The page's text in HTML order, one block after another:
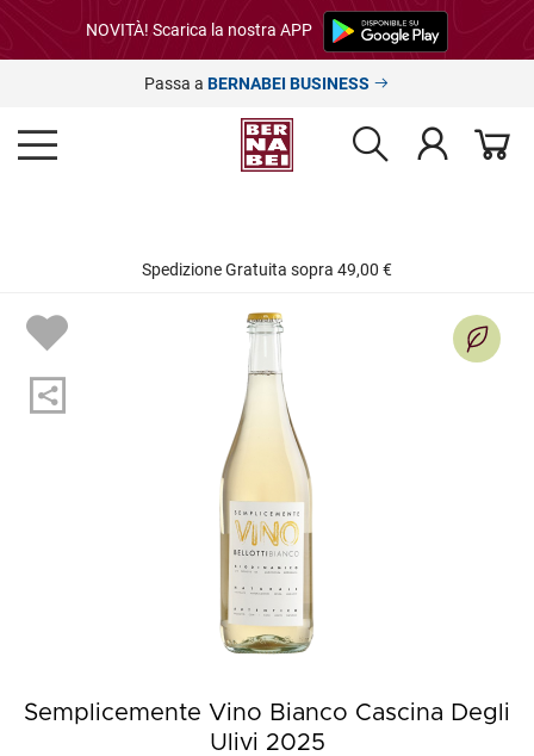
NOVITÀ! Scarica la nostra APP
Passa a BERNABEI BUSINESS
Spedizione Gratuita sopra 49,00 €
Semplicemente Vino Bianco Cascina Degli
Ulivi 2025